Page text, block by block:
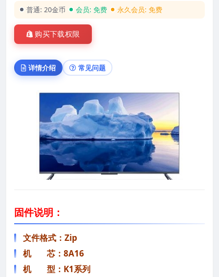
普通: 20金币 会员: 免费 永久会员: 免费
购买下载权限
详情介绍 常见问题
固件说明：
文件格式：Zip
机 芯：8A16
机 型：K1系列